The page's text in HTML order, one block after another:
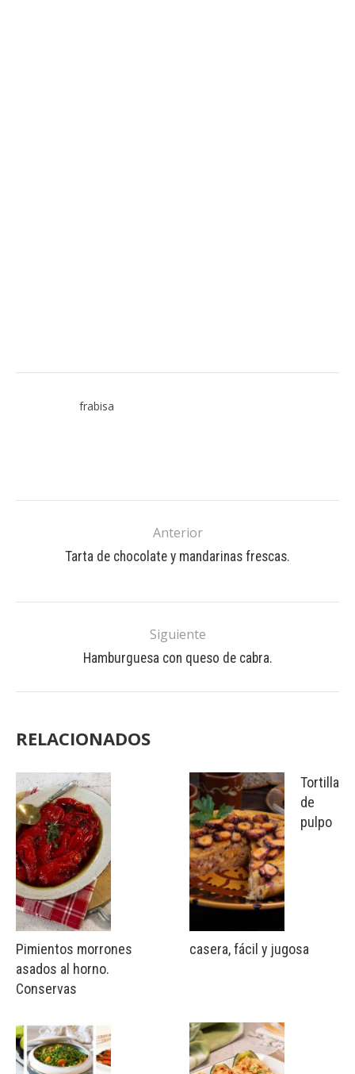
frabisa
Anterior
Tarta de chocolate y mandarinas frescas.
Siguiente
Hamburguesa con queso de cabra.
RELACIONADOS
Pimientos morrones
asados al horno.
Conservas
Tortilla
de
pulpo
casera, fácil y jugosa